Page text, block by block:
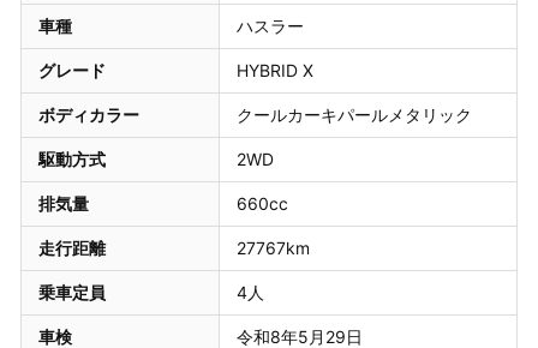
車種 ハスラー
グレード HYBRID X
ボディカラー クールカーキパールメタリック
駆動方式 2WD
排気量 660cc
走行距離 27767km
乗車定員 4人
車検 令和8年5月29日